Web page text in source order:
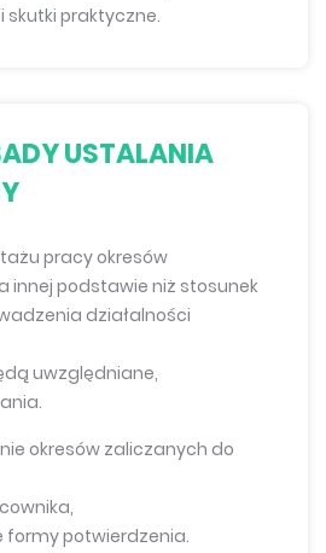
praktyczne.
USTALANIA
pracy okresów
innej podstawie niż stosunek
działalności
uwzględniane,
okresów zaliczanych do
potwierdzenia.